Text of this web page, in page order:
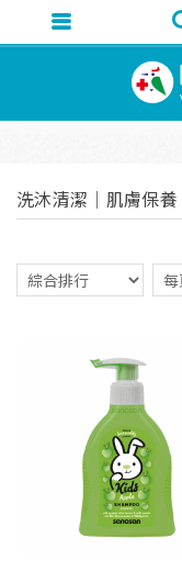
洗沐清潔│肌膚保養